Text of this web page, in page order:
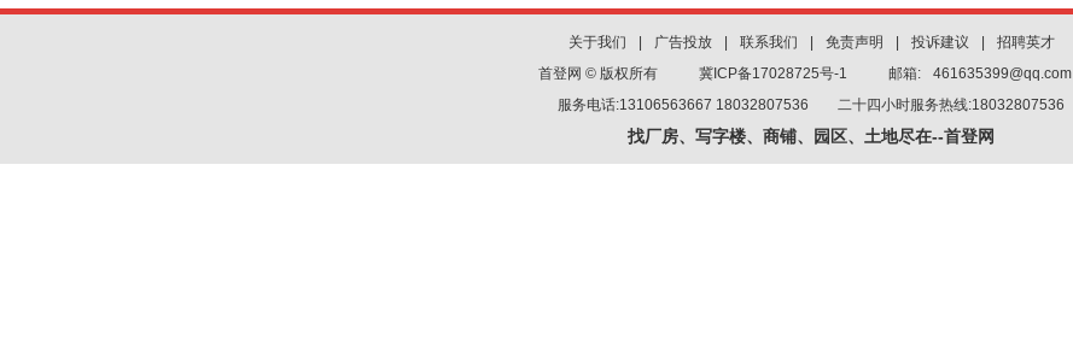
关于我们 广告投放 联系我们 免责声明 投诉建议
招聘英才
首登网 © 版权所有
冀ICP备17028725号-1 邮箱:
461635399@qq.com
服务电话:13106563667 18032807536 二十四小时服务热线:18032807536
找厂房、写字楼、商铺、园区、土地尽在--首登网